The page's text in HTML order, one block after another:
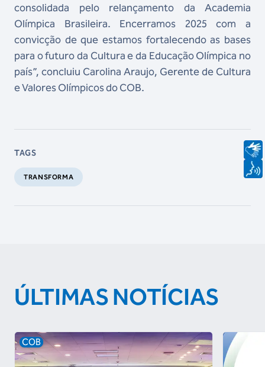
consolidada pelo relançamento da Academia
Olímpica Brasileira. Encerramos 2025 com a
convicção de que estamos fortalecendo as bases
para o futuro da Cultura e da Educação Olímpica no
país”, concluiu Carolina Araujo, Gerente de Cultura
e Valores Olímpicos do COB.
TAGS
TRANSFORMA
ÚLTIMAS NOTÍCIAS
COB